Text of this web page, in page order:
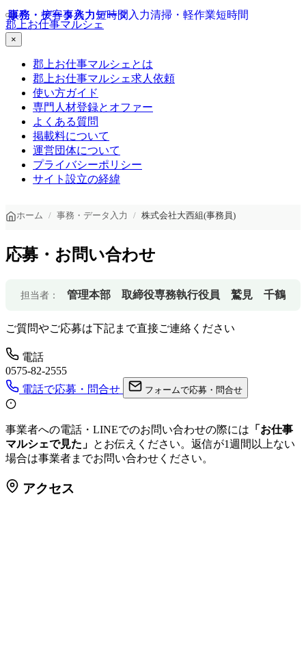
郡上お仕事マルシェ
×
郡上お仕事マルシェとは
郡上お仕事マルシェ求人依頼
使い方ガイド
専門人材登録とオファー
よくある質問
掲載料について
運営団体について
プライバシーポリシー
サイト設立の経緯
ホーム 事務・データ入力 株式会社大西組(事務員)
応募・お問い合わせ
担当者： 管理本部 取締役専務執行役員 鷲見 千鶴
ご質問やご応募は下記まで直接ご連絡ください
電話
0575-82-2555
電話で応募・問合せ
フォームで応募・問合せ
事業者への電話・LINEでのお問い合わせの際には 「お仕事
マルシェで見た」 とお伝えください。返信が1週間以上ない
場合は事業者までお問い合わせください。
アクセス
事務・データ入力短時間
販売・接客事務・データ入力清掃・軽作業短時間
事務・データ入力